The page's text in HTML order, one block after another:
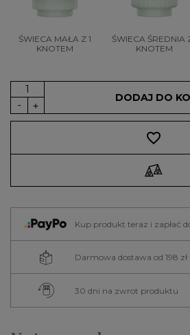
ŚWIECA MAŁA Z 1
KNOTEM
ŚWIECA ŚREDNIA
KNOTEM
DODAJ DO
favorite_border
Kup produkt teraz i zapłać
Darmowa dostawa od 198 zł
30 dni na zwrot produktu